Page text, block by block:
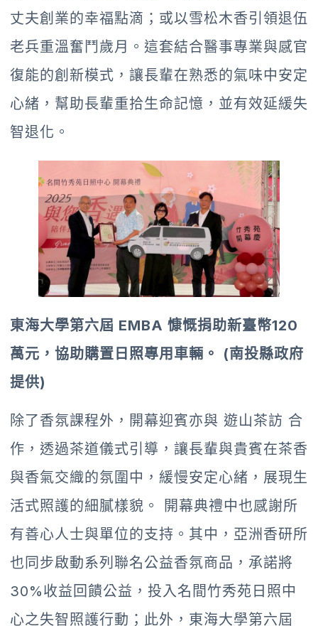
丈夫創業的幸福點滴；或以雪松木香引領退伍
老兵重溫奮鬥歲月。這套結合醫事專業與感官
復能的創新模式，讓長輩在熟悉的氣味中安定
心緒，幫助長輩重拾生命記憶，並有效延緩失
智退化。
東海大學第六屆 EMBA 慷慨捐助新臺幣120
萬元，協助購置日照專用車輛。 (南投縣政府
提供)
除了香氛課程外，開幕迎賓亦與 遊山茶訪 合
作，透過茶道儀式引導，讓長輩與貴賓在茶香
與香氣交織的氛圍中，緩慢安定心緒，展現生
活式照護的細膩樣貌。 開幕典禮中也感謝所
有善心人士與單位的支持。其中，亞洲香研所
也同步啟動系列聯名公益香氛商品，承諾將
30%收益回饋公益，投入名間竹秀苑日照中
心之失智照護行動；此外，東海大學第六屆